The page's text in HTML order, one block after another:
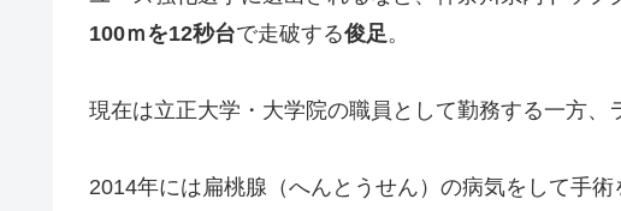
100ｍを12秒台で走破する俊足 。
現在は立正大学・大学院の職員として勤務する一方、
2014年には扁桃腺（へんとうせん）の病気をして手術